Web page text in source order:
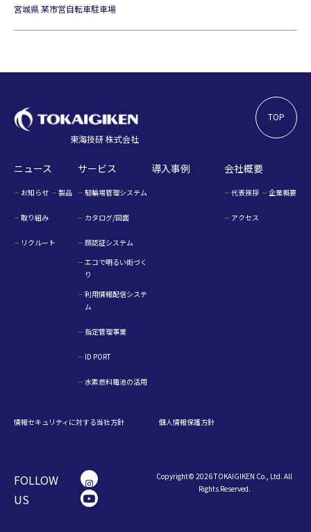
宮城県 某市営自転車駐車場
TOP
東海技研 株式会社
ニュース
お知らせ 製品
取り組み
リクルート
サービス
駐輪場管理システム
カタログ/図面
顔認証システム
エコで明るい街づく
り
利用情報配信システ
ム
指定管理事業
ID PORT
水素燃料電池の活用
導入事例 会社概要
代表挨拶 企業概要
アクセス
情報セキュリティに対する当社方針 個人情報保護方針
FOLLOW
US
Copyright© 2026 TOKAIGIKEN Co., Ltd. All
Rights Reserved.